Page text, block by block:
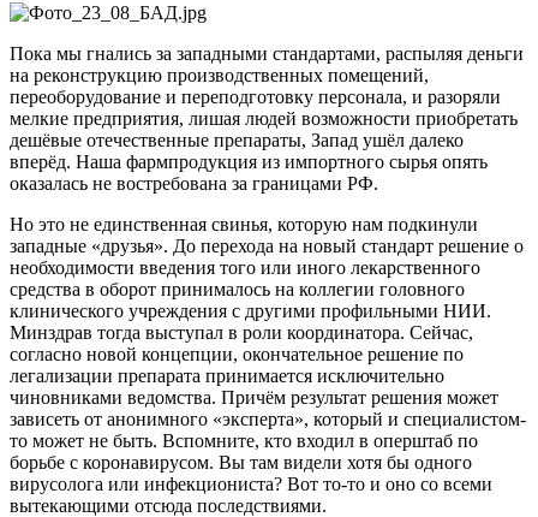
Пока мы гнались за западными стандартами, распыляя деньги
на реконструкцию производственных помещений,
переоборудование и переподготовку персонала, и разоряли
мелкие предприятия, лишая людей возможности приобретать
дешёвые отечественные препараты, Запад ушёл далеко
вперёд. Наша фармпродукция из импортного сырья опять
оказалась не востребована за границами РФ.
Но это не единственная свинья, которую нам подкинули
западные «друзья». До перехода на новый стандарт решение о
необходимости введения того или иного лекарственного
средства в оборот принималось на коллегии головного
клинического учреждения с другими профильными НИИ.
Минздрав тогда выступал в роли координатора. Сейчас,
согласно новой концепции, окончательное решение по
легализации препарата принимается исключительно
чиновниками ведомства. Причём результат решения может
зависеть от анонимного «эксперта», который и специалистом-
то может не быть. Вспомните, кто входил в оперштаб по
борьбе с коронавирусом. Вы там видели хотя бы одного
вирусолога или инфекциониста? Вот то-то и оно со всеми
вытекающими отсюда последствиями.